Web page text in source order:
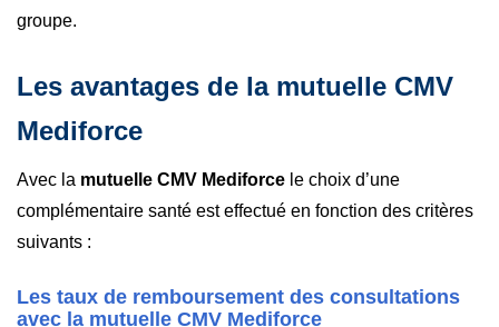
groupe.
Les avantages de la mutuelle CMV
Mediforce
Avec la mutuelle CMV Mediforce le choix d’une
complémentaire santé est effectué en fonction des critères
suivants :
Les taux de remboursement des consultations
avec la mutuelle CMV Mediforce